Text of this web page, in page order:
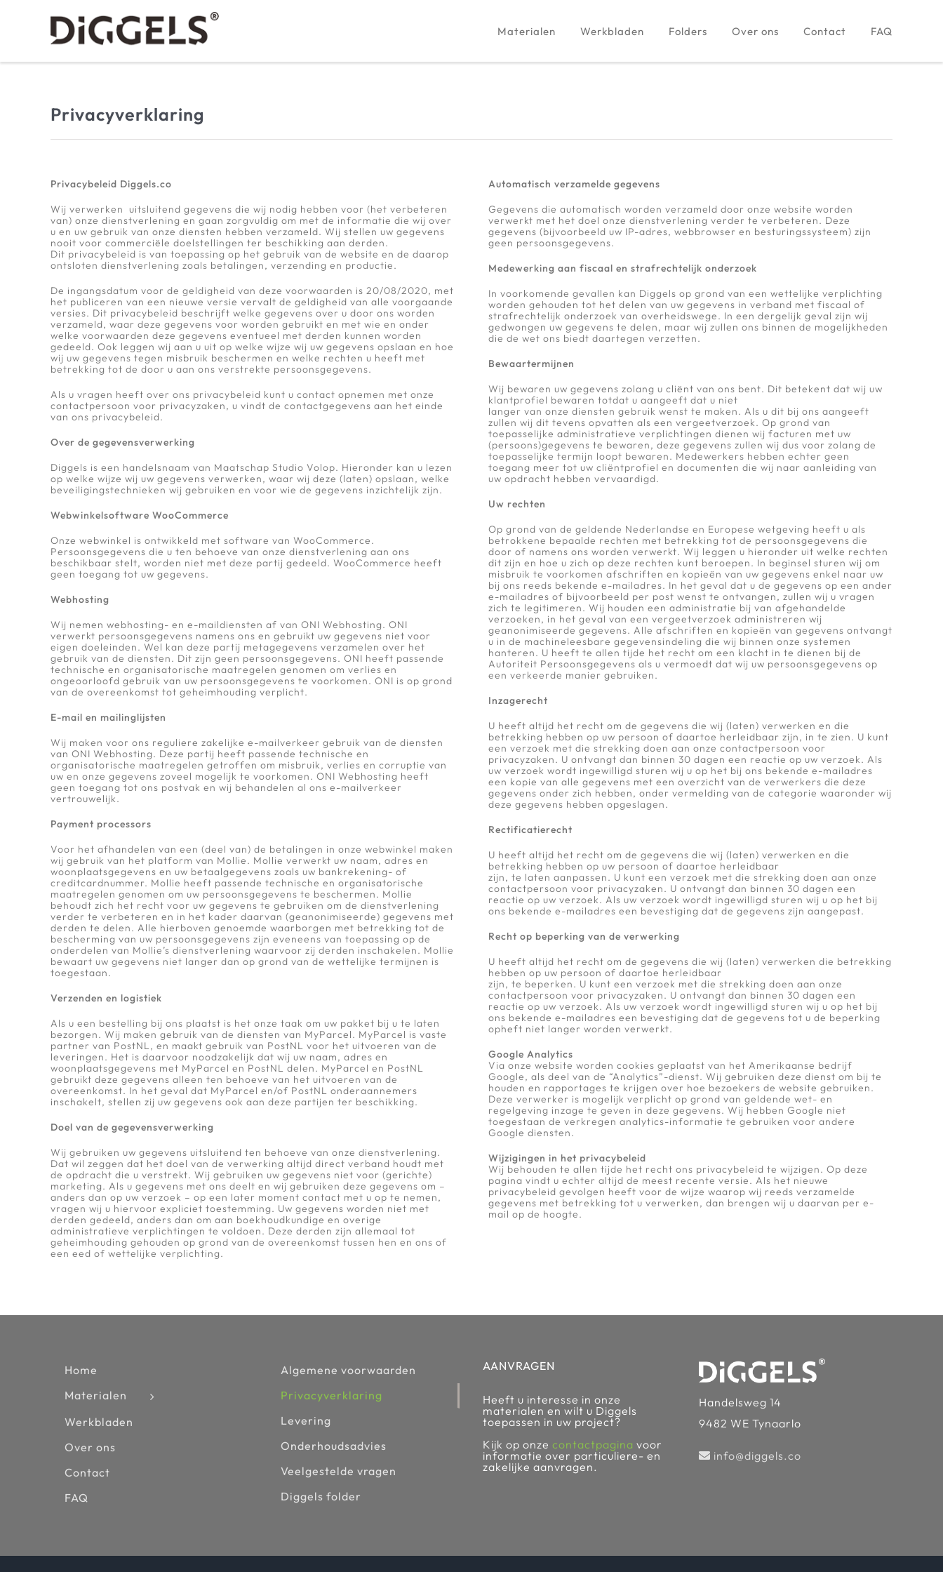
Materialen Werkbladen Folders Over ons Contact FAQ
Privacyverklaring
Privacybeleid Diggels.co
Wij verwerken uitsluitend gegevens die wij nodig hebben voor (het verbeteren
van) onze dienstverlening en gaan zorgvuldig om met de informatie die wij over
u en uw gebruik van onze diensten hebben verzameld. Wij stellen uw gegevens
nooit voor commerciële doelstellingen ter beschikking aan derden.
Dit privacybeleid is van toepassing op het gebruik van de website en de daarop
ontsloten dienstverlening zoals betalingen, verzending en productie.
De ingangsdatum voor de geldigheid van deze voorwaarden is 20/08/2020, met
het publiceren van een nieuwe versie vervalt de geldigheid van alle voorgaande
versies. Dit privacybeleid beschrijft welke gegevens over u door ons worden
verzameld, waar deze gegevens voor worden gebruikt en met wie en onder
welke voorwaarden deze gegevens eventueel met derden kunnen worden
gedeeld. Ook leggen wij aan u uit op welke wijze wij uw gegevens opslaan en hoe
wij uw gegevens tegen misbruik beschermen en welke rechten u heeft met
betrekking tot de door u aan ons verstrekte persoonsgegevens.
Als u vragen heeft over ons privacybeleid kunt u contact opnemen met onze
contactpersoon voor privacyzaken, u vindt de contactgegevens aan het einde
van ons privacybeleid.
Over de gegevensverwerking
Diggels is een handelsnaam van Maatschap Studio Volop. Hieronder kan u lezen
op welke wijze wij uw gegevens verwerken, waar wij deze (laten) opslaan, welke
beveiligingstechnieken wij gebruiken en voor wie de gegevens inzichtelijk zijn.
Webwinkelsoftware WooCommerce
Onze webwinkel is ontwikkeld met software van WooCommerce.
Persoonsgegevens die u ten behoeve van onze dienstverlening aan ons
beschikbaar stelt, worden niet met deze partij gedeeld. WooCommerce heeft
geen toegang tot uw gegevens.
Webhosting
Wij nemen webhosting- en e-maildiensten af van ONI Webhosting. ONI
verwerkt persoonsgegevens namens ons en gebruikt uw gegevens niet voor
eigen doeleinden. Wel kan deze partij metagegevens verzamelen over het
gebruik van de diensten. Dit zijn geen persoonsgegevens. ONI heeft passende
technische en organisatorische maatregelen genomen om verlies en
ongeoorloofd gebruik van uw persoonsgegevens te voorkomen. ONI is op grond
van de overeenkomst tot geheimhouding verplicht.
E-mail en mailinglijsten
Wij maken voor ons reguliere zakelijke e-mailverkeer gebruik van de diensten
van ONI Webhosting. Deze partij heeft passende technische en
organisatorische maatregelen getroffen om misbruik, verlies en corruptie van
uw en onze gegevens zoveel mogelijk te voorkomen. ONI Webhosting heeft
geen toegang tot ons postvak en wij behandelen al ons e-mailverkeer
vertrouwelijk.
Payment processors
Voor het afhandelen van een (deel van) de betalingen in onze webwinkel maken
wij gebruik van het platform van Mollie. Mollie verwerkt uw naam, adres en
woonplaatsgegevens en uw betaalgegevens zoals uw bankrekening- of
creditcardnummer. Mollie heeft passende technische en organisatorische
maatregelen genomen om uw persoonsgegevens te beschermen. Mollie
behoudt zich het recht voor uw gegevens te gebruiken om de dienstverlening
verder te verbeteren en in het kader daarvan (geanonimiseerde) gegevens met
derden te delen. Alle hierboven genoemde waarborgen met betrekking tot de
bescherming van uw persoonsgegevens zijn eveneens van toepassing op de
onderdelen van Mollie’s dienstverlening waarvoor zij derden inschakelen. Mollie
bewaart uw gegevens niet langer dan op grond van de wettelijke termijnen is
toegestaan.
Verzenden en logistiek
Als u een bestelling bij ons plaatst is het onze taak om uw pakket bij u te laten
bezorgen. Wij maken gebruik van de diensten van MyParcel. MyParcel is vaste
partner van PostNL, en maakt gebruik van PostNL voor het uitvoeren van de
leveringen. Het is daarvoor noodzakelijk dat wij uw naam, adres en
woonplaatsgegevens met MyParcel en PostNL delen. MyParcel en PostNL
gebruikt deze gegevens alleen ten behoeve van het uitvoeren van de
overeenkomst. In het geval dat MyParcel en/of PostNL onderaannemers
inschakelt, stellen zij uw gegevens ook aan deze partijen ter beschikking.
Doel van de gegevensverwerking
Wij gebruiken uw gegevens uitsluitend ten behoeve van onze dienstverlening.
Dat wil zeggen dat het doel van de verwerking altijd direct verband houdt met
de opdracht die u verstrekt. Wij gebruiken uw gegevens niet voor (gerichte)
marketing. Als u gegevens met ons deelt en wij gebruiken deze gegevens om –
anders dan op uw verzoek – op een later moment contact met u op te nemen,
vragen wij u hiervoor expliciet toestemming. Uw gegevens worden niet met
derden gedeeld, anders dan om aan boekhoudkundige en overige
administratieve verplichtingen te voldoen. Deze derden zijn allemaal tot
geheimhouding gehouden op grond van de overeenkomst tussen hen en ons of
een eed of wettelijke verplichting.
Automatisch verzamelde gegevens
Gegevens die automatisch worden verzameld door onze website worden
verwerkt met het doel onze dienstverlening verder te verbeteren. Deze
gegevens (bijvoorbeeld uw IP-adres, webbrowser en besturingssysteem) zijn
geen persoonsgegevens.
Medewerking aan fiscaal en strafrechtelijk onderzoek
In voorkomende gevallen kan Diggels op grond van een wettelijke verplichting
worden gehouden tot het delen van uw gegevens in verband met fiscaal of
strafrechtelijk onderzoek van overheidswege. In een dergelijk geval zijn wij
gedwongen uw gegevens te delen, maar wij zullen ons binnen de mogelijkheden
die de wet ons biedt daartegen verzetten.
Bewaartermijnen
Wij bewaren uw gegevens zolang u cliënt van ons bent. Dit betekent dat wij uw
klantprofiel bewaren totdat u aangeeft dat u niet
langer van onze diensten gebruik wenst te maken. Als u dit bij ons aangeeft
zullen wij dit tevens opvatten als een vergeetverzoek. Op grond van
toepasselijke administratieve verplichtingen dienen wij facturen met uw
(persoons)gegevens te bewaren, deze gegevens zullen wij dus voor zolang de
toepasselijke termijn loopt bewaren. Medewerkers hebben echter geen
toegang meer tot uw cliëntprofiel en documenten die wij naar aanleiding van
uw opdracht hebben vervaardigd.
Uw rechten
Op grond van de geldende Nederlandse en Europese wetgeving heeft u als
betrokkene bepaalde rechten met betrekking tot de persoonsgegevens die
door of namens ons worden verwerkt. Wij leggen u hieronder uit welke rechten
dit zijn en hoe u zich op deze rechten kunt beroepen. In beginsel sturen wij om
misbruik te voorkomen afschriften en kopieën van uw gegevens enkel naar uw
bij ons reeds bekende e-mailadres. In het geval dat u de gegevens op een ander
e-mailadres of bijvoorbeeld per post wenst te ontvangen, zullen wij u vragen
zich te legitimeren. Wij houden een administratie bij van afgehandelde
verzoeken, in het geval van een vergeetverzoek administreren wij
geanonimiseerde gegevens. Alle afschriften en kopieën van gegevens ontvangt
u in de machineleesbare gegevensindeling die wij binnen onze systemen
hanteren. U heeft te allen tijde het recht om een klacht in te dienen bij de
Autoriteit Persoonsgegevens als u vermoedt dat wij uw persoonsgegevens op
een verkeerde manier gebruiken.
Inzagerecht
U heeft altijd het recht om de gegevens die wij (laten) verwerken en die
betrekking hebben op uw persoon of daartoe herleidbaar zijn, in te zien. U kunt
een verzoek met die strekking doen aan onze contactpersoon voor
privacyzaken. U ontvangt dan binnen 30 dagen een reactie op uw verzoek. Als
uw verzoek wordt ingewilligd sturen wij u op het bij ons bekende e-mailadres
een kopie van alle gegevens met een overzicht van de verwerkers die deze
gegevens onder zich hebben, onder vermelding van de categorie waaronder wij
deze gegevens hebben opgeslagen.
Rectificatierecht
U heeft altijd het recht om de gegevens die wij (laten) verwerken en die
betrekking hebben op uw persoon of daartoe herleidbaar
zijn, te laten aanpassen. U kunt een verzoek met die strekking doen aan onze
contactpersoon voor privacyzaken. U ontvangt dan binnen 30 dagen een
reactie op uw verzoek. Als uw verzoek wordt ingewilligd sturen wij u op het bij
ons bekende e-mailadres een bevestiging dat de gegevens zijn aangepast.
Recht op beperking van de verwerking
U heeft altijd het recht om de gegevens die wij (laten) verwerken die betrekking
hebben op uw persoon of daartoe herleidbaar
zijn, te beperken. U kunt een verzoek met die strekking doen aan onze
contactpersoon voor privacyzaken. U ontvangt dan binnen 30 dagen een
reactie op uw verzoek. Als uw verzoek wordt ingewilligd sturen wij u op het bij
ons bekende e-mailadres een bevestiging dat de gegevens tot u de beperking
opheft niet langer worden verwerkt.
Google Analytics
Via onze website worden cookies geplaatst van het Amerikaanse bedrijf
Google, als deel van de “Analytics”-dienst. Wij gebruiken deze dienst om bij te
houden en rapportages te krijgen over hoe bezoekers de website gebruiken.
Deze verwerker is mogelijk verplicht op grond van geldende wet- en
regelgeving inzage te geven in deze gegevens. Wij hebben Google niet
toegestaan de verkregen analytics-informatie te gebruiken voor andere
Google diensten.
Wijzigingen in het privacybeleid
Wij behouden te allen tijde het recht ons privacybeleid te wijzigen. Op deze
pagina vindt u echter altijd de meest recente versie. Als het nieuwe
privacybeleid gevolgen heeft voor de wijze waarop wij reeds verzamelde
gegevens met betrekking tot u verwerken, dan brengen wij u daarvan per e-
mail op de hoogte.
Home
Materialen
Werkbladen
Over ons
Contact
FAQ
Algemene voorwaarden
Privacyverklaring
Levering
Onderhoudsadvies
Veelgestelde vragen
Diggels folder
AANVRAGEN
Heeft u interesse in onze
materialen en wilt u Diggels
toepassen in uw project?
Kijk op onze contactpagina voor
informatie over particuliere- en
zakelijke aanvragen.
Handelsweg 14
9482 WE Tynaarlo
info@diggels.co